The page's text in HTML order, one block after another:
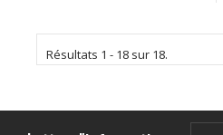
Résultats 1 - 18 sur 18.